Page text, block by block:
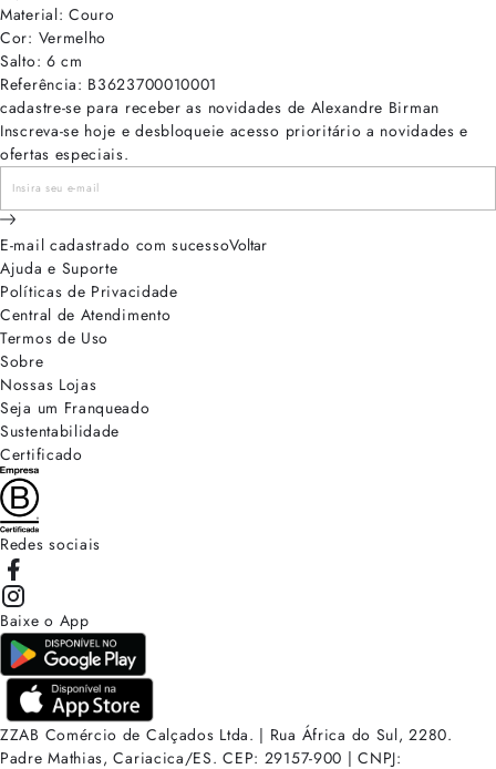
Material: Couro
Cor: Vermelho
Salto: 6 cm
Referência: B3623700010001
cadastre-se para receber as novidades de Alexandre Birman
Inscreva-se hoje e desbloqueie acesso prioritário a novidades e
ofertas especiais.
E-mail cadastrado com sucessoVoltar
Ajuda e Suporte
Políticas de Privacidade
Central de Atendimento
Termos de Uso
Sobre
Nossas Lojas
Seja um Franqueado
Sustentabilidade
Certificado
Redes sociais
Baixe o App
ZZAB Comércio de Calçados Ltda. | Rua África do Sul, 2280.
Padre Mathias, Cariacica/ES. CEP: 29157-900 | CNPJ: